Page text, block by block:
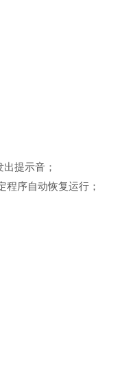
提示音；
程序自动恢复运行；